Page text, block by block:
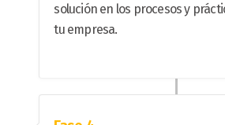
solución en los procesos y
tu empresa.